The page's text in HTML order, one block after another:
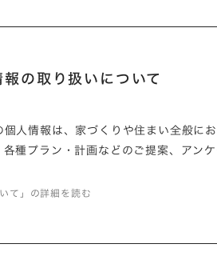
の取り扱いについて
人情報は、家づくりや住まい全般に
種プラン・計画などのご提案、アン
て」の詳細を読む